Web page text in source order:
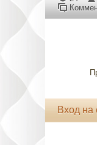
Вход на